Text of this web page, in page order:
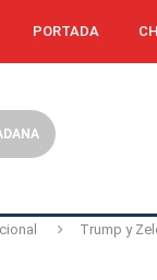
PORTADA
Trump y